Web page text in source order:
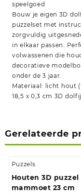
speelgoed
Bouw je eigen 3D
puzzelset met
zorgvuldig
in elkaar passen.
volwassenen die
decoratieve
onder de 3 jaar.
Materiaal: licht hout
18,5 x 0,3 cm 3D
Gerelateerde
Puzzels
Houten 3D puzzel
mammoet 23 cm